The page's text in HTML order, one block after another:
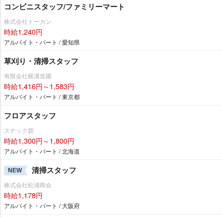
コンビニスタッフ/ファミリーマート
株式会社トーカン
時給1,240円
アルバイト・パート / 愛知県
草刈り・清掃スタッフ
有限会社横溝造園
時給1,416円～1,583円
アルバイト・パート / 東京都
フロアスタッフ
スナック碧
時給1,300円～1,800円
アルバイト・パート / 北海道
NEW 清掃スタッフ
株式会社松浦商会
時給1,178円
アルバイト・パート / 大阪府